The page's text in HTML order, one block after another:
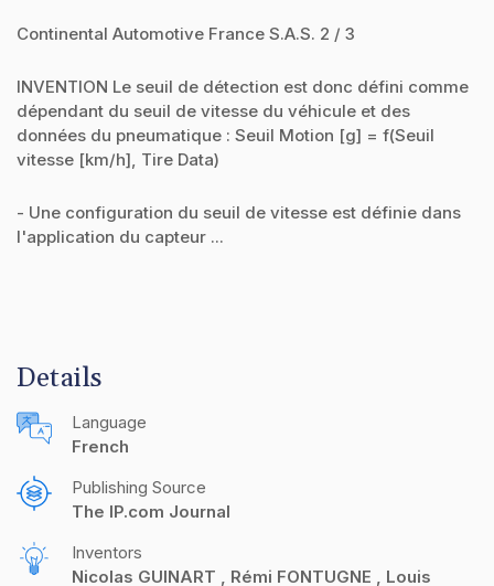
Continental Automotive France S.A.S. 2 / 3
INVENTION Le seuil de détection est donc défini comme
dépendant du seuil de vitesse du véhicule et des
données du pneumatique : Seuil Motion [g] = f(Seuil
vitesse [km/h], Tire Data)
- Une configuration du seuil de vitesse est définie dans
l'application du capteur ...
Details
Language
French
Publishing Source
The IP.com Journal
Inventors
Nicolas GUINART
Rémi FONTUGNE Louis